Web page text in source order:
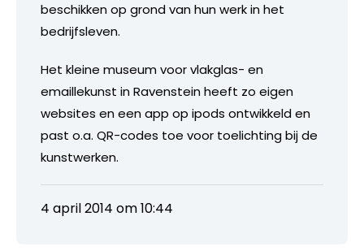
beschikken op grond van hun werk in het
bedrijfsleven.
Het kleine museum voor vlakglas- en
emaillekunst in Ravenstein heeft zo eigen
websites en een app op ipods ontwikkeld en
past o.a. QR-codes toe voor toelichting bij de
kunstwerken.
4 april 2014 om 10:44